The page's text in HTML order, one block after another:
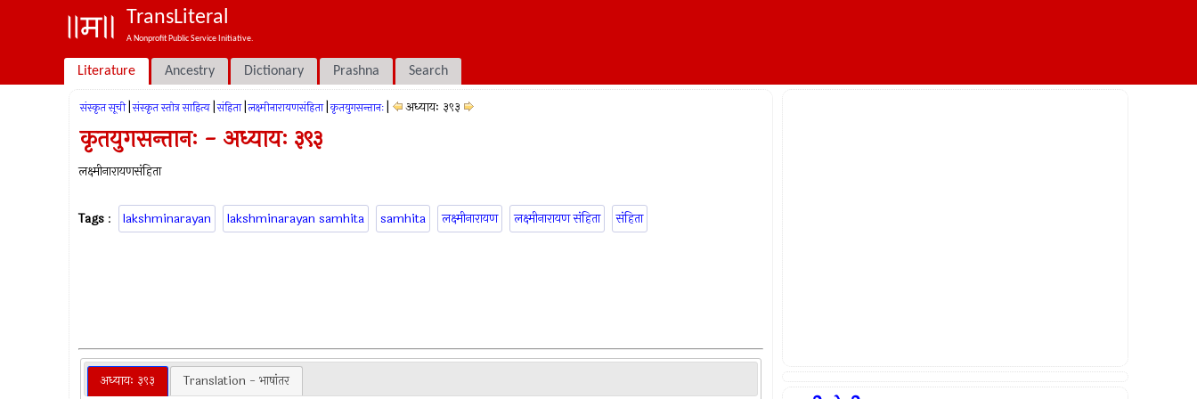
TransLiteral
A Nonprofit Public Service Initiative.
Literature Ancestry Dictionary Prashna Search
संस्कृत सूची संस्कृत स्तोत्र साहित्य संहिता लक्ष्मीनारायणसंहिता कृतयुगसन्तानः अध्यायः ३९३
कृतयुगसन्तानः - अध्यायः ३९३
लक्ष्मीनारायणसंहिता
Tags : lakshminarayan lakshminarayan samhita samhita लक्ष्मीनारायण लक्ष्मीनारायण संहिता संहिता
अध्यायः ३९३ Translation - भाषांतर